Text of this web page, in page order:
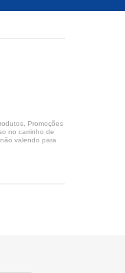
Promoções
no carrinho de
valendo para